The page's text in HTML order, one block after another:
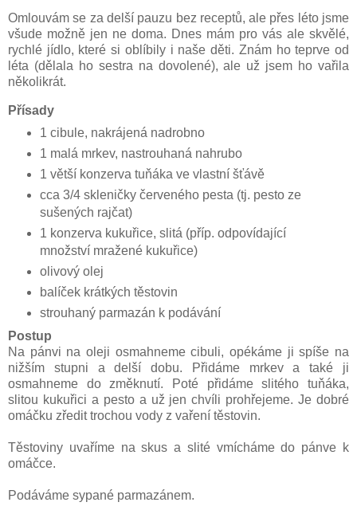
Omlouvám se za delší pauzu bez receptů, ale přes léto jsme
všude možně jen ne doma. Dnes mám pro vás ale skvělé,
rychlé jídlo, které si oblíbily i naše děti. Znám ho teprve od
léta (dělala ho sestra na dovolené), ale už jsem ho vařila
několikrát.
Přísady
1 cibule, nakrájená nadrobno
1 malá mrkev, nastrouhaná nahrubo
1 větší konzerva tuňáka ve vlastní šťávě
cca 3/4 skleničky červeného pesta (tj. pesto ze
sušených rajčat)
1 konzerva kukuřice, slitá (příp. odpovídající
množství mražené kukuřice)
olivový olej
balíček krátkých těstovin
strouhaný parmazán k podávání
Postup
Na pánvi na oleji osmahneme cibuli, opékáme ji spíše na
nižším stupni a delší dobu. Přidáme mrkev a také ji
osmahneme do změknutí. Poté přidáme slitého tuňáka,
slitou kukuřici a pesto a už jen chvíli prohřejeme. Je dobré
omáčku zředit trochou vody z vaření těstovin.
Těstoviny uvaříme na skus a slité vmícháme do pánve k
omáčce.
Podáváme sypané parmazánem.